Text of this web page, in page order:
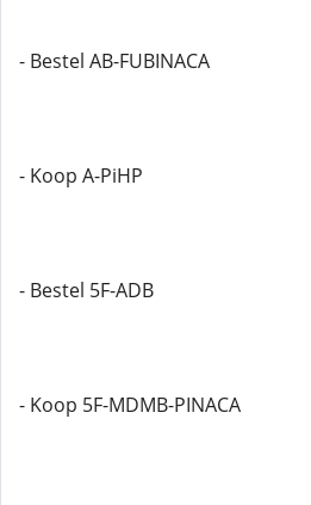
- Bestel AB-FUBINACA
- Koop A-PiHP
- Bestel 5F-ADB
- Koop 5F-MDMB-PINACA